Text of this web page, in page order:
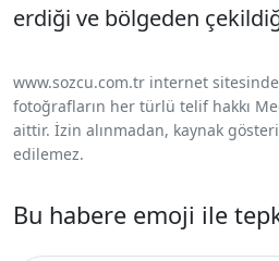
erdiği ve bölgeden
www.sozcu.com.tr internet sitesinde
fotoğrafların her türlü telif hakkı
aittir. İzin alınmadan, kaynak
edilemez.
Bu habere emoji ile